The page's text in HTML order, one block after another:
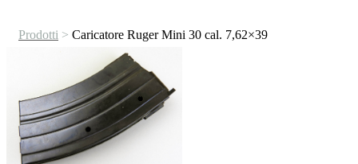
Prodotti > Caricatore Ruger Mini 30 cal. 7,62×39